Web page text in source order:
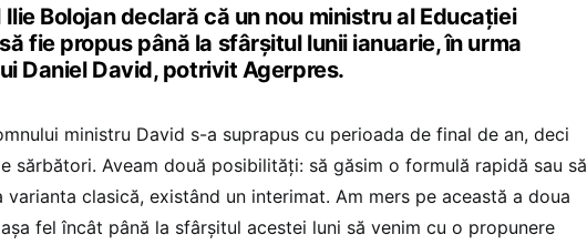
Ilie Bolojan declară că un nou ministru al Educației
fie propus până la sfârșitul lunii ianuarie, în urma
Daniel David, potrivit Agerpres.
ministru David s-a suprapus cu perioada de final de an, deci
sărbători. Aveam două posibilități: să găsim o formulă rapidă sau să
varianta clasică, existând un interimat. Am mers pe această a doua
fel încât până la sfârșitul acestei luni să venim cu o propunere